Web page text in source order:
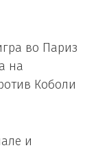
во Париз
на
Коболи
и